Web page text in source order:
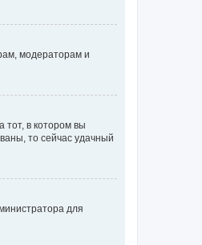
модераторам и
тот, в котором вы
то сейчас удачный
для